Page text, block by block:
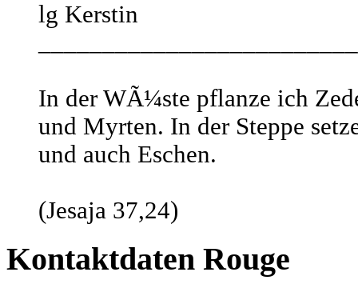
lg Kerstin
In der WÃ¼ste pflanze ich
und Myrten. In der Steppe
und auch Eschen.
(Jesaja 37,24)
Kontaktdaten Rouge